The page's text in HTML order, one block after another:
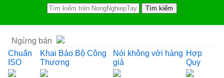
Ngừng bán
Chuẩn
ISO
Khai Báo Bộ Công
Thương
Nói không với hàng
giả
Hợp
Quy